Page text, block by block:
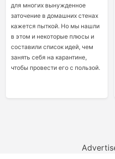
для многих вынужденное
заточение в домашних стенах
кажется пыткой. Но мы нашли
в этом и некоторые плюсы и
составили список идей, чем
занять себя на карантине,
чтобы провести его с пользой.